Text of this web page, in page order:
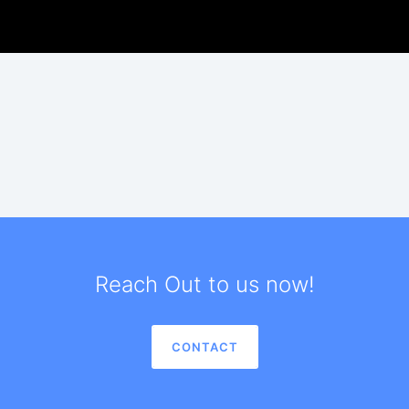
Reach Out to us now!
CONTACT